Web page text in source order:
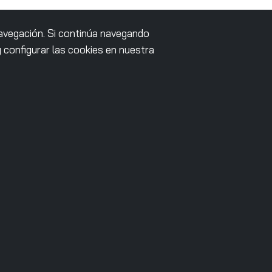
Si continúa navegando
las cookies en nuestra
y el acceso a los
el bloqueo
del